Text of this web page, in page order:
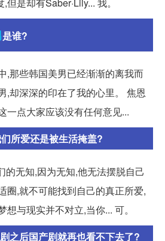
是谁?
,那些韩国美男已经渐渐的离我而
,却深深的印在了我的心里。 焦恩
一点大家应该没有任何意见...
所爱还是被生活掩盖?
的无知,因为无知,他无法摆脱自己
圈,就不可能找到自己的真正所爱,
与现实并不对立,当你... 可。
之后国产剧就再也看不下去了?